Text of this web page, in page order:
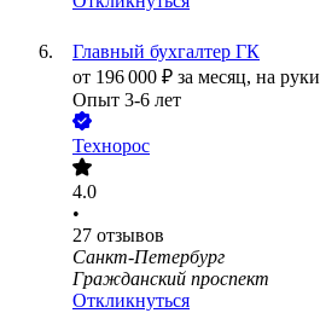
Главный бухгалтер ГК
от 196 000 ₽ за месяц, на руки
Опыт 3-6 лет
Технорос
4.0
•
27 отзывов
Санкт-Петербург
Гражданский проспект
Откликнуться